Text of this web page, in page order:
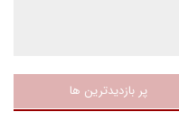
پر بازدیدترین ها